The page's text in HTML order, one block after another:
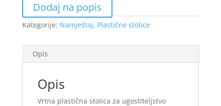
Dodaj na popis
Kategorije: Namještaj, Plastične stolice
Opis
Opis
Vrtna plastična stolica za ugostiteljstvo